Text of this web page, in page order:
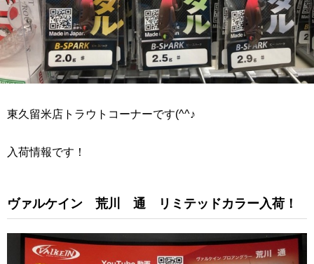
東久留米店トラウトコーナーです(^^♪
入荷情報です！
ヴァルケイン 荒川 通 リミテッドカラー入荷！